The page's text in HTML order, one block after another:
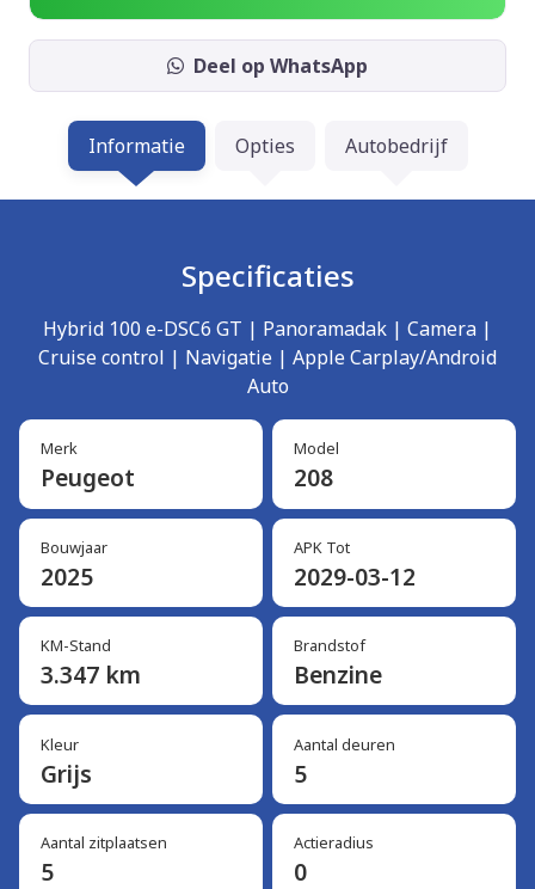
Deel op WhatsApp
Informatie Opties Autobedrijf
Specificaties
Hybrid 100 e-DSC6 GT | Panoramadak | Camera |
Cruise control | Navigatie | Apple Carplay/Android
Auto
Merk
Peugeot
Model
208
Bouwjaar
2025
APK Tot
2029-03-12
KM-Stand
3.347 km
Brandstof
Benzine
Kleur
Grijs
Aantal deuren
5
Aantal zitplaatsen
5
Actieradius
0